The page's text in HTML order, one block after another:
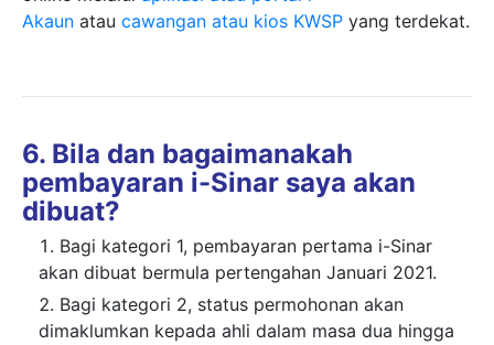
Akaun atau cawangan atau kios KWSP yang terdekat.
6. Bila dan bagaimanakah
pembayaran i-Sinar saya akan
dibuat?
Bagi kategori 1, pembayaran pertama i-Sinar
akan dibuat bermula pertengahan Januari 2021.
Bagi kategori 2, status permohonan akan
dimaklumkan kepada ahli dalam masa dua hingga